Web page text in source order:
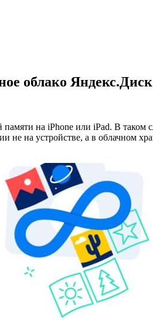
облако
памяти на iPhone или iPad. В
не на устройстве, а в облачном